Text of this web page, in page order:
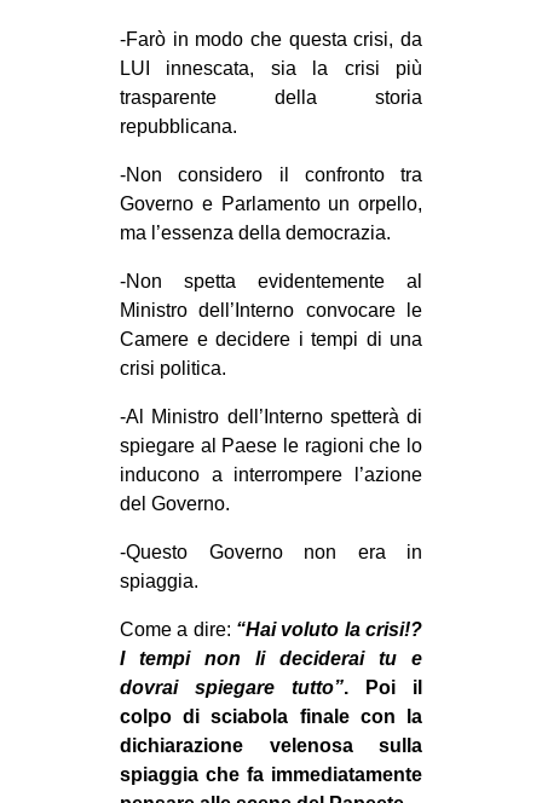
-Farò in modo che questa crisi, da
LUI innescata, sia la crisi più
trasparente della storia
repubblicana.
-Non considero il confronto tra
Governo e Parlamento un orpello,
ma l’essenza della democrazia.
-Non spetta evidentemente al
Ministro dell’Interno convocare le
Camere e decidere i tempi di una
crisi politica.
-Al Ministro dell’Interno spetterà di
spiegare al Paese le ragioni che lo
inducono a interrompere l’azione
del Governo.
-Questo Governo non era in
spiaggia.
Come a dire: “Hai voluto la crisi!?
I tempi non li deciderai tu e
dovrai spiegare tutto”. Poi il
colpo di sciabola finale con la
dichiarazione velenosa sulla
spiaggia che fa immediatamente